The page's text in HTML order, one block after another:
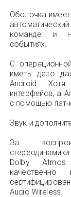
Оболочка
команде и
событиях.
С
иметь дело
Android.
интерфейса, а
с помощью
Звук и
За
Dolby
Audio Wireless.